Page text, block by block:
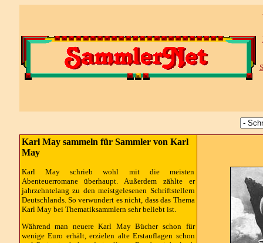
Karl May sammeln für Sammler von Karl
May
Karl May schrieb wohl mit die meisten
Abenteuerromane überhaupt. Außerdem zählte er
jahrzehntelang zu den meistgelesenen Schriftstellern
Deutschlands. So verwundert es nicht, dass das Thema
Karl May bei Thematiksammlern sehr beliebt ist.
Während man neuere Karl May Bücher schon für
wenige Euro erhält, erzielen alte Erstauflagen schon